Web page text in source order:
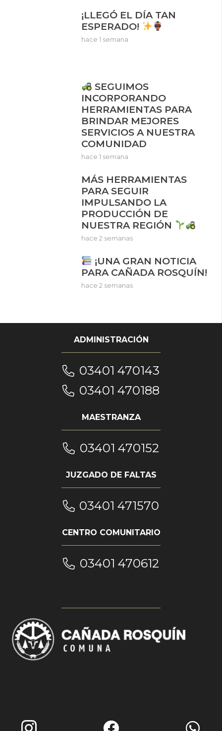
¡LLEGÓ EL DÍA TAN
ESPERADO!
hace 1 semana
SEGUIMOS
INCORPORANDO
HERRAMIENTAS PARA
BRINDAR MEJORES
SERVICIOS A NUESTRA
COMUNIDAD
hace 1 semana
MÁS HERRAMIENTAS
PARA SEGUIR
IMPULSANDO LA
PRODUCCIÓN DE
NUESTRA REGIÓN
hace 2 semanas
¡UNA GRAN NOTICIA
PARA CAÑADA ROSQUÍN!
hace 2 semanas
ADMINISTRACIÓN
03401 470143
03401 470188
MAESTRANZA
03401 470152
JUZGADO DE FALTAS
03401 471570
CENTRO COMUNITARIO
03401 470612